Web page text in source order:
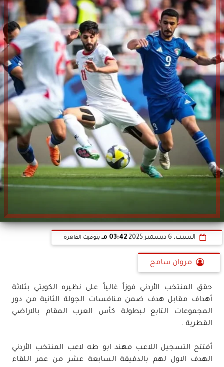
السبت، 6 ديسمبر 2025 03:42 مـ بتوقيت القاهرة
مروان سامح
حقق المنتخب الأردني فوزاً غالياً على نظيره الكويتي بثلاثة
أهداف مقابل هدف ضمن منافسات الجولة الثانية من دور
المجموعات التابع لبطولة كأس العرب المقام بالاراضي
القطرية .
أفتتح التسجيل اللاعب مهند ابو طه لاعب المنتخب الأردني
الهدف الاول لهم بالدقيقة السابعة عشر من عمر اللقاء